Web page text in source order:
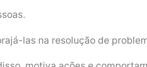
las na resolução de